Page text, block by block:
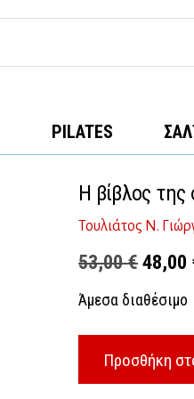
PILATES
Η βίβλος
Τουλιάτος Ν.
53,00€
price
53,00
48,00
Άμεσα διαθέσιμο
Προσθήκη